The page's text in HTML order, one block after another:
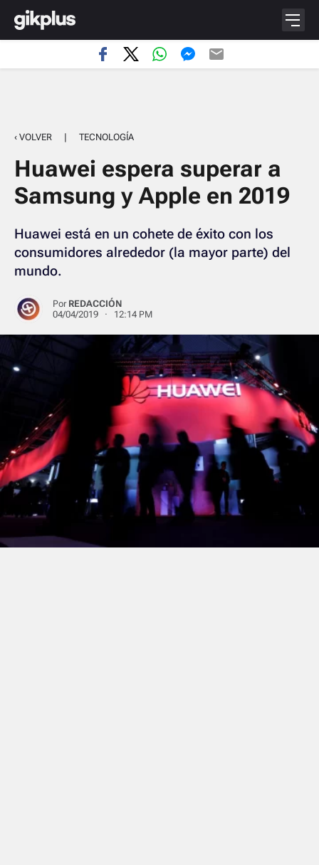
‹ VOLVER | TECNOLOGÍA
Huawei espera superar a
Samsung y Apple en 2019
Huawei está en un cohete de éxito con los
consumidores alrededor (la mayor parte) del
mundo.
Por REDACCIÓN
04/04/2019 · 12:14 PM